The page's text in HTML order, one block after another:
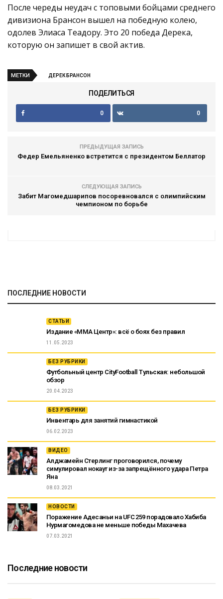
После череды неудач с топовыми бойцами среднего
дивизиона Брансон вышел на победную колею,
одолев Элиаса Теадору. Это 20 победа Дерека,
которую он запишет в свой актив.
МЕТКИ ДЕРЕК БРАНСОН
ПОДЕЛИТЬСЯ
0 0
ПРЕДЫДУЩАЯ ЗАПИСЬ
Федер Емельяненко встретится с президентом Беллатор
СЛЕДУЮЩАЯ ЗАПИСЬ
Забит Магомедшарипов посоревновался с олимпийским
чемпионом по борьбе
ПОСЛЕДНИЕ НОВОСТИ
СТАТЬИ
Издание «ММА Центр»: всё о боях без правил
11.05.2023
БЕЗ РУБРИКИ
Футбольный центр CityFootball Тульская: небольшой
обзор
20.04.2023
БЕЗ РУБРИКИ
Инвентарь для занятий гимнастикой
06.02.2023
ВИДЕО
Алджамейн Стерлинг проговорился, почему
симулировал нокаут из-за запрещённого удара Петра
Яна
08.03.2021
НОВОСТИ
Поражение Адесаньи на UFC 259 порадовало Хабиба
Нурмагомедова не меньше победы Махачева
07.03.2021
Последние новости